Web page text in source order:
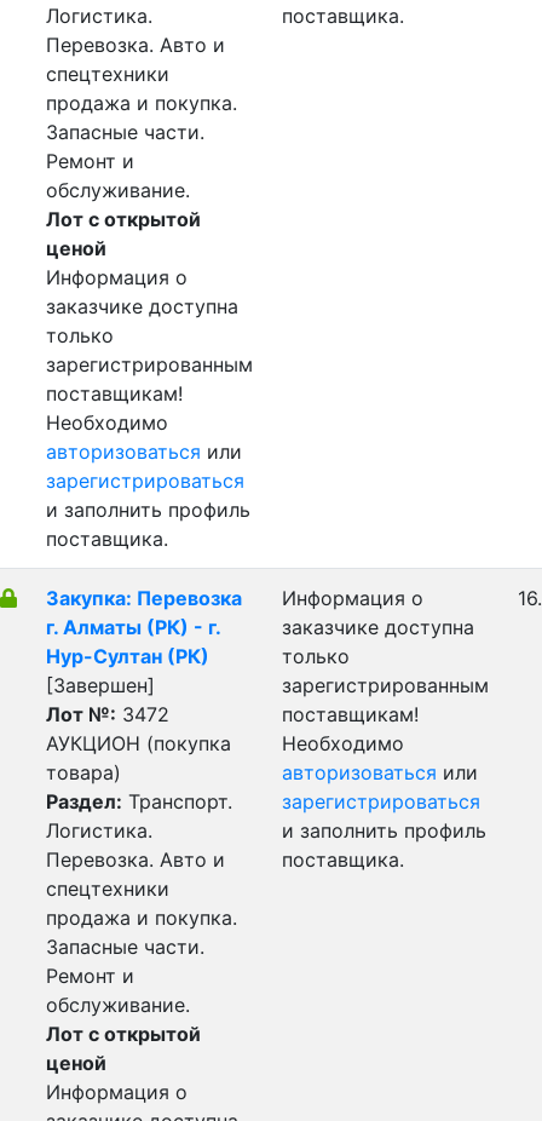
Логистика.
Перевозка. Авто и
спецтехники
продажа и покупка.
Запасные части.
Ремонт и
обслуживание.
Лот с открытой
ценой
Информация о
заказчике доступна
только
зарегистрированным
поставщикам!
Необходимо
авторизоваться или
зарегистрироваться
и заполнить профиль
поставщика.
поставщика.
Закупка: Перевозка
г. Алматы (РК) - г.
Нур-Султан (РК)
[Завершен]
Лот №: 3472
АУКЦИОН (покупка
товара)
Раздел: Транспорт.
Логистика.
Перевозка. Авто и
спецтехники
продажа и покупка.
Запасные части.
Ремонт и
обслуживание.
Лот с открытой
ценой
Информация о
Информация о
заказчике доступна
только
зарегистрированным
поставщикам!
Необходимо
авторизоваться или
зарегистрироваться
и заполнить профиль
поставщика.